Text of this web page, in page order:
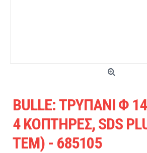
BULLE: ΤΡΥΠΑΝΙ Φ
4 ΚΟΠΤΗΡΕΣ, SDS
ΤΕΜ) - 685105